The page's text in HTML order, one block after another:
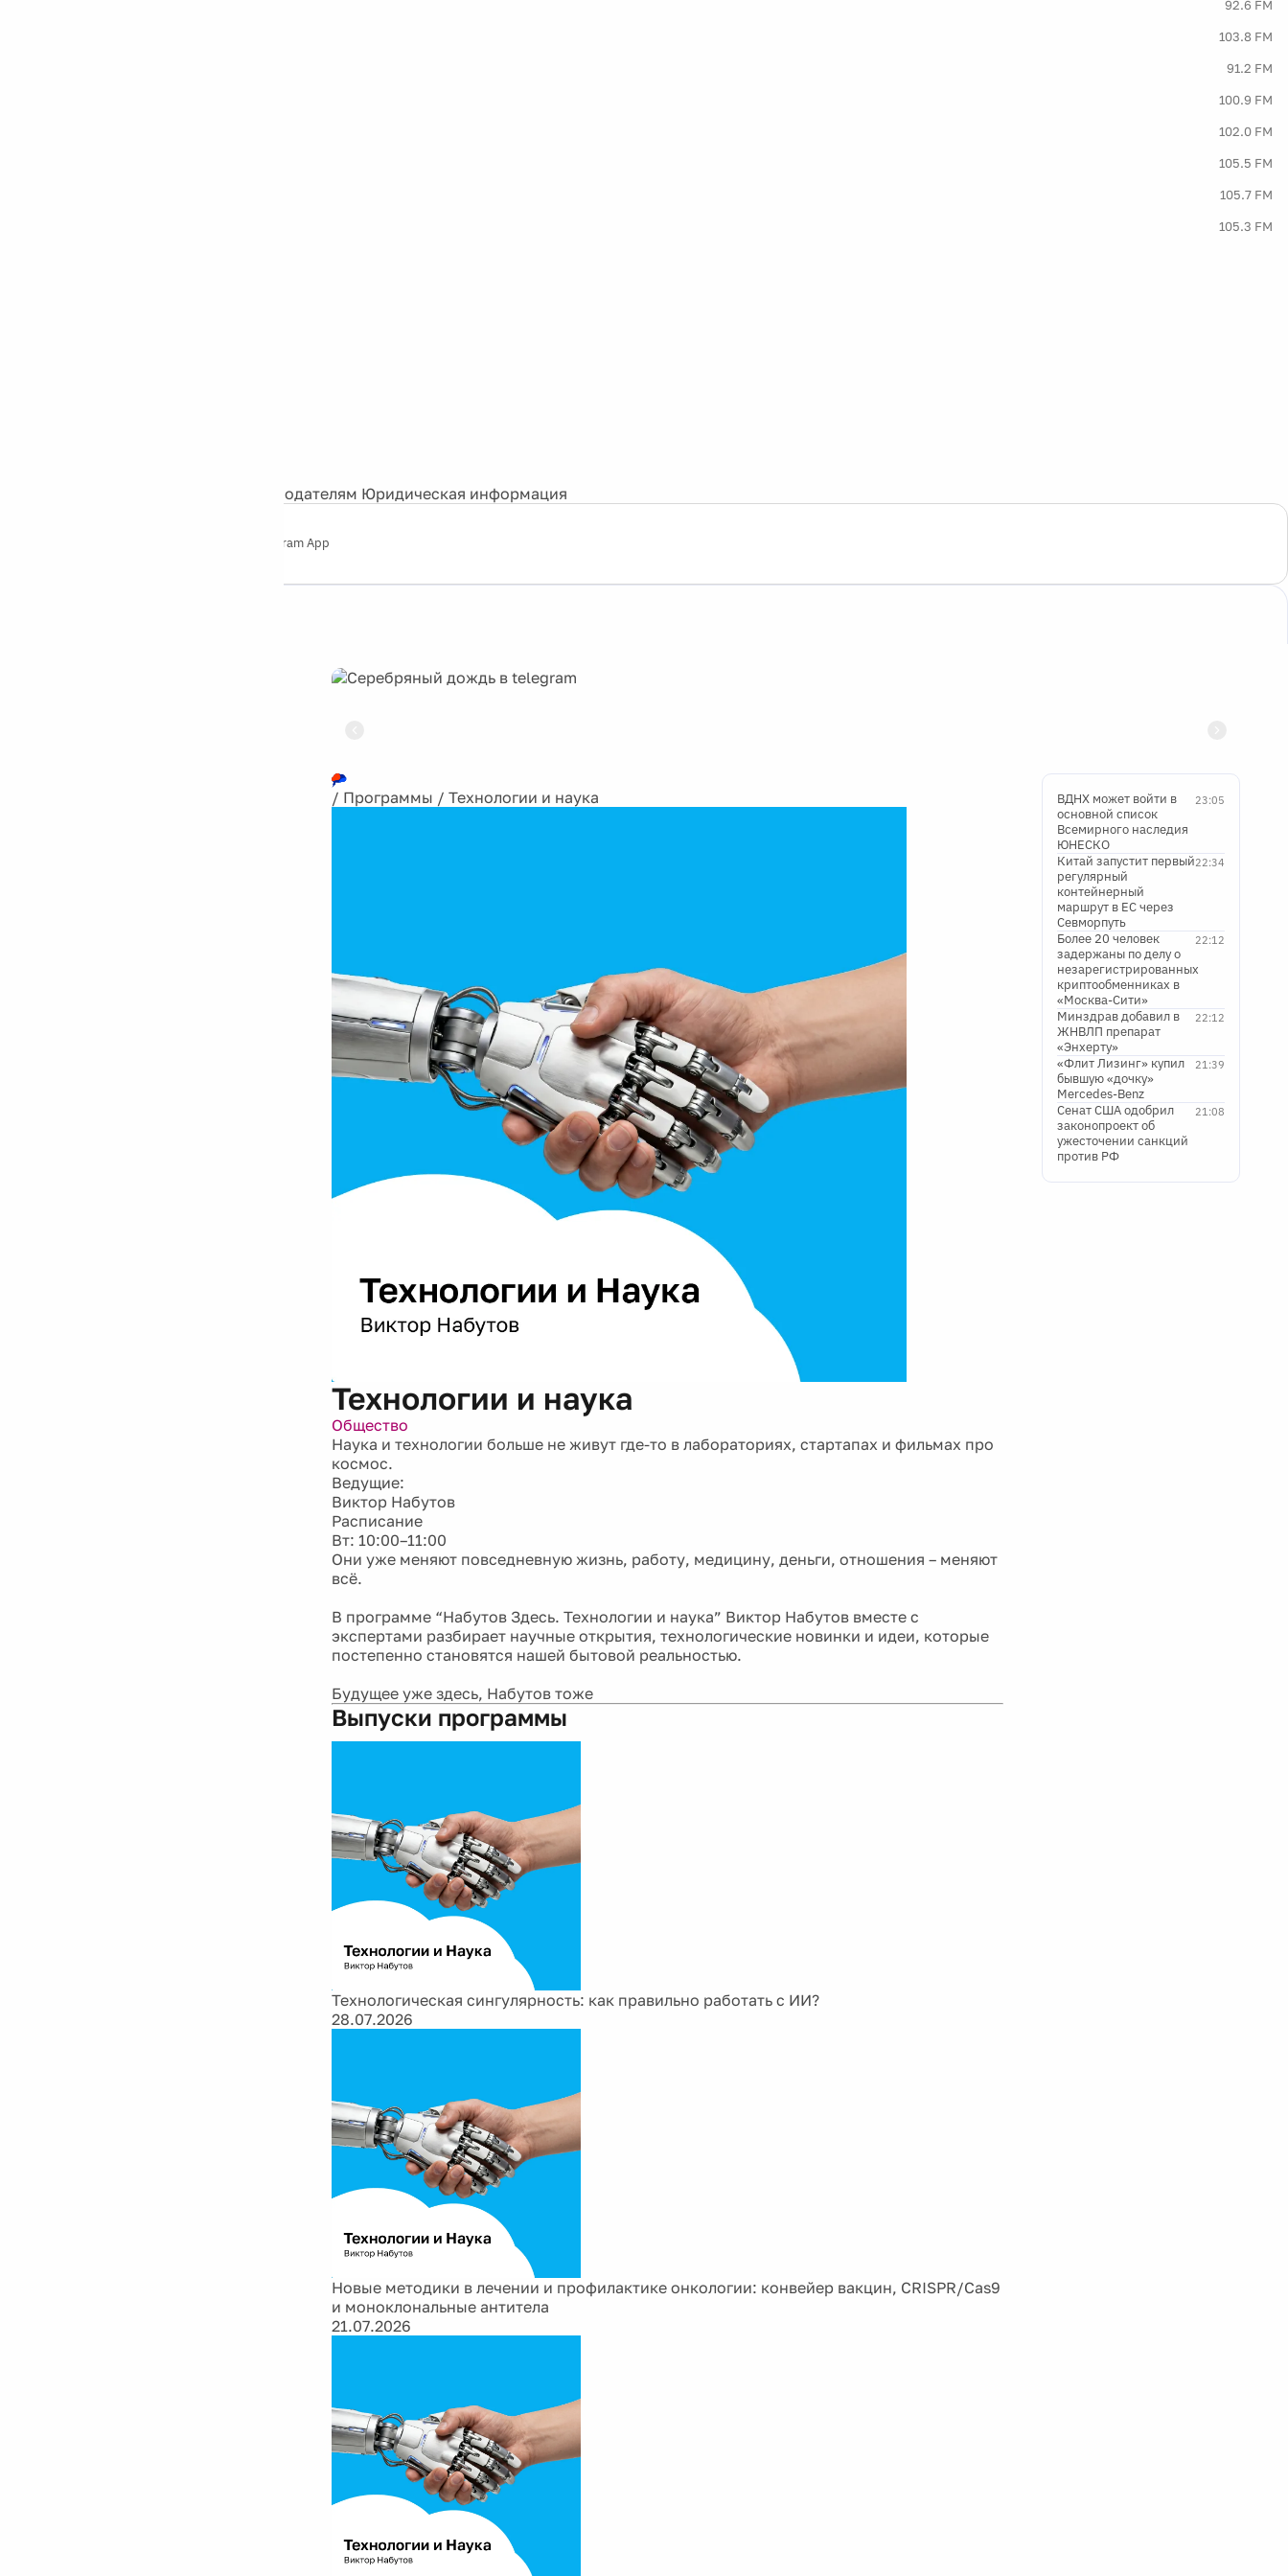
92.6 FM
103.8 FM
91.2 FM
100.9 FM
102.0 FM
105.5 FM
105.7 FM
105.3 FM
Рекламодателям Юридическая информация
Telegram App
/ Программы / Технологии и наука
Технологии и наука
Общество
Наука и технологии больше не живут где-то в лабораториях, стартапах и фильмах про
космос.
Ведущие:
Виктор Набутов
Расписание
Вт: 10:00–11:00
Они уже меняют повседневную жизнь, работу, медицину, деньги, отношения – меняют
всё.
В программе “Набутов Здесь. Технологии и наука” Виктор Набутов вместе с
экспертами разбирает научные открытия, технологические новинки и идеи, которые
постепенно становятся нашей бытовой реальностью.
Будущее уже здесь, Набутов тоже
Выпуски программы
Технологическая сингулярность: как правильно работать с ИИ?
28.07.2026
Новые методики в лечении и профилактике онкологии: конвейер вакцин, CRISPR/Cas9
и моноклональные антитела
21.07.2026
23:05
ВДНХ может войти в
основной список
Всемирного наследия
ЮНЕСКО
22:34
Китай запустит первый
регулярный
контейнерный
маршрут в ЕС через
Севморпуть
22:12
Более 20 человек
задержаны по делу о
незарегистрированных
криптообменниках в
«Москва-Сити»
22:12
Минздрав добавил в
ЖНВЛП препарат
«Энхерту»
21:39
«Флит Лизинг» купил
бывшую «дочку»
Mercedes-Benz
21:08
Сенат США одобрил
законопроект об
ужесточении санкций
против РФ